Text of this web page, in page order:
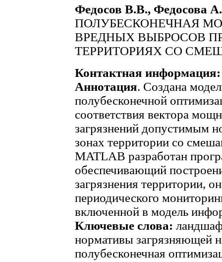
Федосов В.В., Федосова
ПОЛУБЕСКОНЕЧНАЯ
ВРЕДНЫХ ВЫБРОСОВ
ТЕРРИТОРИЯХ СО
Контактная информация:
Аннотация. Создана
полубесконечной
соответствия вектора
загрязнений допустимым
зонах территории со
MATLAB разработан
обеспечивающий
загрязнения территории,
периодического
включенной в модель
Ключевые слова:
нормативы загрязняющей
полубесконечная